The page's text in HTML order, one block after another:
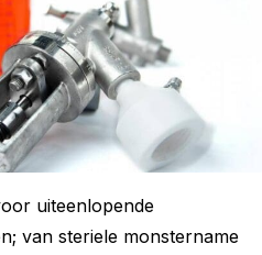
uiteenlopende
van steriele monstername